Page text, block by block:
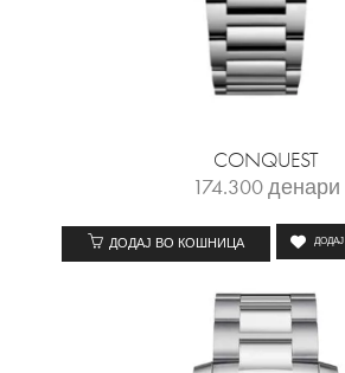
CONQUEST
174.300денари
ДОДАЈ ВО КОШНИЦА